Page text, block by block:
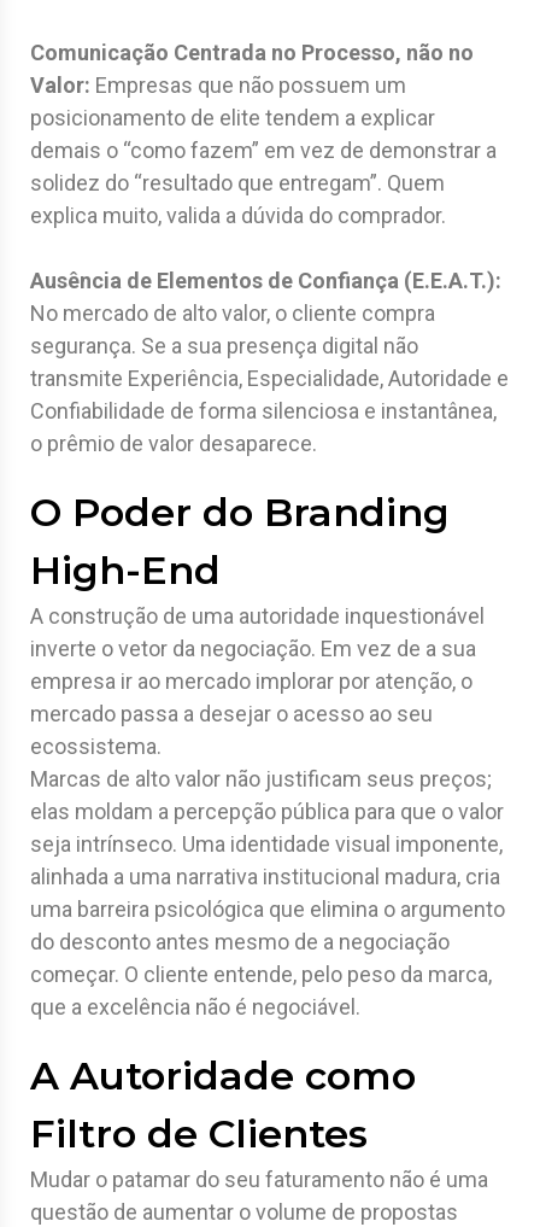
Comunicação Centrada no Processo, não no
Valor: Empresas que não possuem um
posicionamento de elite tendem a explicar
demais o “como fazem” em vez de demonstrar a
solidez do “resultado que entregam”. Quem
explica muito, valida a dúvida do comprador.
Ausência de Elementos de Confiança (E.E.A.T.):
No mercado de alto valor, o cliente compra
segurança. Se a sua presença digital não
transmite Experiência, Especialidade, Autoridade e
Confiabilidade de forma silenciosa e instantânea,
o prêmio de valor desaparece.
O Poder do Branding
High-End
A construção de uma autoridade inquestionável
inverte o vetor da negociação. Em vez de a sua
empresa ir ao mercado implorar por atenção, o
mercado passa a desejar o acesso ao seu
ecossistema.
Marcas de alto valor não justificam seus preços;
elas moldam a percepção pública para que o valor
seja intrínseco. Uma identidade visual imponente,
alinhada a uma narrativa institucional madura, cria
uma barreira psicológica que elimina o argumento
do desconto antes mesmo de a negociação
começar. O cliente entende, pelo peso da marca,
que a excelência não é negociável.
A Autoridade como
Filtro de Clientes
Mudar o patamar do seu faturamento não é uma
questão de aumentar o volume de propostas